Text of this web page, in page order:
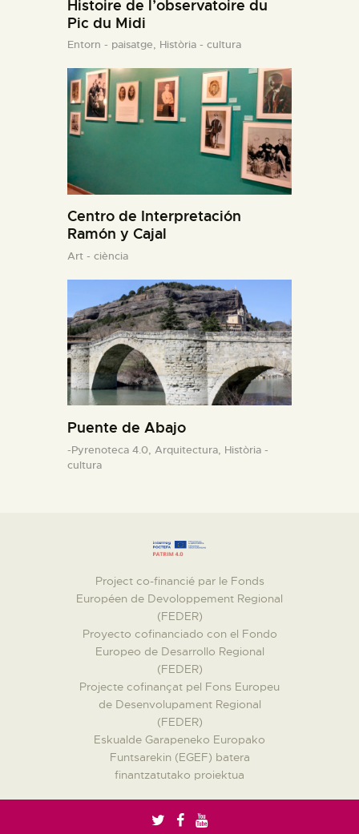
Histoire de l’observatoire du
Pic du Midi
Entorn - paisatge, Història - cultura
Centro de Interpretación
Ramón y Cajal
Art - ciència
Puente de Abajo
-Pyrenoteca 4.0, Arquitectura, Història -
cultura
Project co-financié par le Fonds
Européen de Devoloppement Regional
(FEDER)
Proyecto cofinanciado con el Fondo
Europeo de Desarrollo Regional
(FEDER)
Projecte cofinançat pel Fons Europeu
de Desenvolupament Regional
(FEDER)
Eskualde Garapeneko Europako
Funtsarekin (EGEF) batera
finantzatutako proiektua